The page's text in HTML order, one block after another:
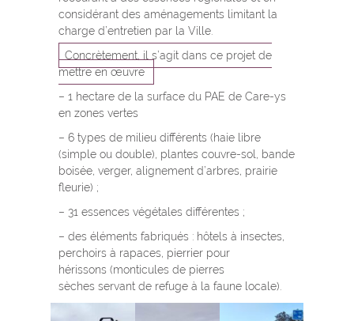
considérant des aménagements limitant la
charge d’entretien par la Ville.
Concrètement, il s’agit dans ce projet de
mettre en œuvre
– 1 hectare de la surface du PAE de Care-ys
en zones vertes
– 6 types de milieu différents (haie libre
(simple ou double), plantes couvre-sol, bande
boisée, verger, alignement d’arbres, prairie
fleurie) ;
– 31 essences végétales différentes ;
– des éléments fabriqués : hôtels à insectes,
perchoirs à rapaces, pierrier pour
hérissons (monticules de pierres
sèches servant de refuge à la faune locale).